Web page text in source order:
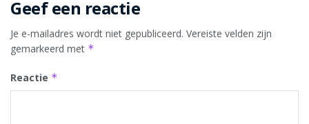
Geef een reactie
Je e-mailadres wordt niet gepubliceerd. Vereiste velden zijn
gemarkeerd met *
Reactie *